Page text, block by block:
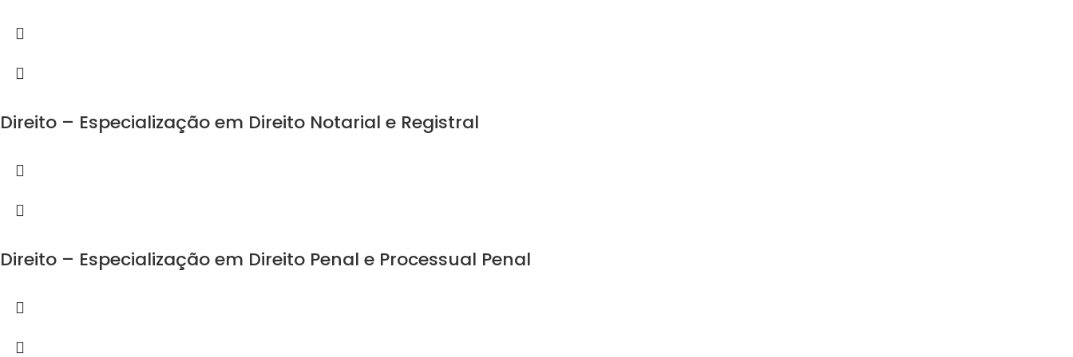
Direito – Especialização em Direito Notarial e Registral
Direito – Especialização em Direito Penal e Processual Penal